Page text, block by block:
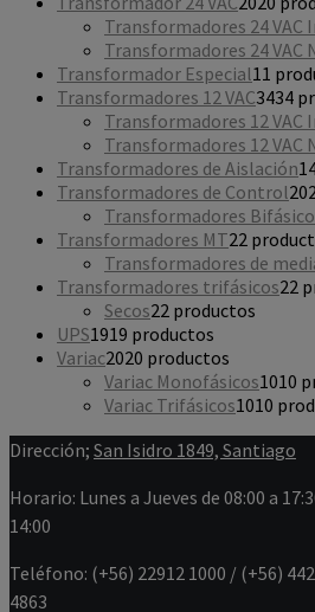
Transformadores 24 VAC
Transformadores 24 VAC
Transformador Especial1 1
Transformadores 12 VAC3434
Transformadores 12 VAC
Transformadores 12 VAC
Transformadores de Aislación
Transformadores de Control20
Transformadores
Transformadores MT22
Transformadores de
Transformadores trifásicos22
Secos22 productos
UPS1919 productos
Variac2020 productos
Variac Monofásicos1010
Variac Trifásicos1010
Dirección; San Isidro 1849, Santiago
Horario: Lunes a Jueves de 08:00 a
14:00
Teléfono: (+56) 22912 1000 / (+56)
4863